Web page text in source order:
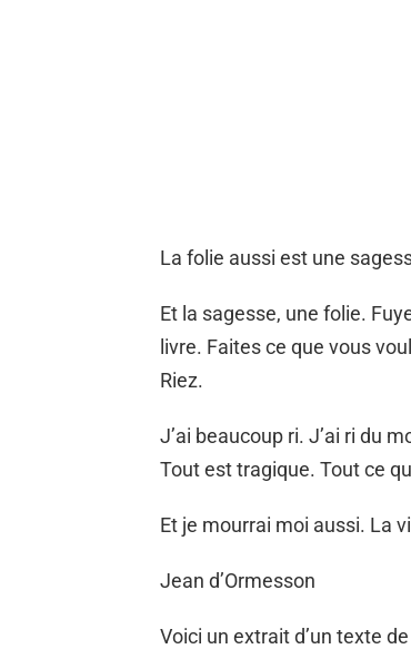
La folie aussi est une
Et la sagesse, une folie.
livre. Faites ce que vous
Riez.
J’ai beaucoup ri. J’ai ri du
Tout est tragique. Tout ce
Et je mourrai moi aussi. La
Jean d’Ormesson
Voici un extrait d’un texte